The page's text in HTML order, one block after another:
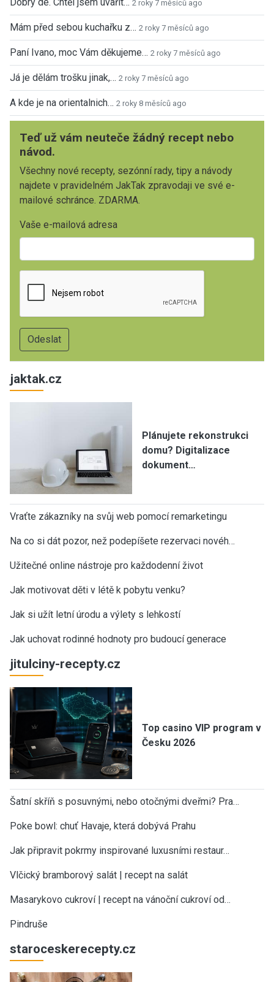
2 roky 7 měsíců ago
Mám před sebou kuchařku z… 2 roky 7 měsíců ago
Paní Ivano, moc Vám děkujeme… 2 roky 7 měsíců ago
Já je dělám trošku jinak,… 2 roky 7 měsíců ago
A kde je na orientalnich… 2 roky 8 měsíců ago
Teď už vám neuteče žádný recept nebo
návod.
Všechny nové recepty, sezónní rady, tipy a návody
najdete v pravidelném JakTak zpravodaji ve své e-
mailové schránce. ZDARMA.
Vaše e-mailová adresa
jaktak.cz
Plánujete rekonstrukci
domu? Digitalizace
dokument…
Vraťte zákazníky na svůj web pomocí remarketingu
Na co si dát pozor, než podepíšete rezervaci novéh…
Užitečné online nástroje pro každodenní život
Jak motivovat děti v létě k pobytu venku?
Jak si užít letní úrodu a výlety s lehkostí
Jak uchovat rodinné hodnoty pro budoucí generace
jitulciny-recepty.cz
Top casino VIP program v
Česku 2026
Šatní skříň s posuvnými, nebo otočnými dveřmi? Pra…
Poke bowl: chuť Havaje, která dobývá Prahu
Jak připravit pokrmy inspirované luxusními restaur…
Vlčický bramborový salát | recept na salát
Masarykovo cukroví | recept na vánoční cukroví od…
Pindruše
staroceskerecepty.cz